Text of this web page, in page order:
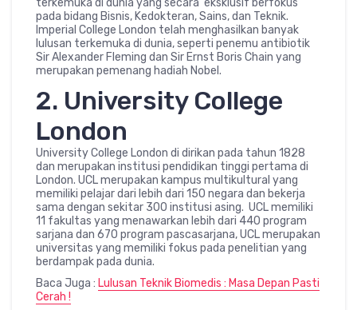
pada bidang Bisnis, Kedokteran, Sains, dan Teknik.
Imperial College London telah menghasilkan banyak
lulusan terkemuka di dunia, seperti penemu antibiotik
Sir Alexander Fleming dan Sir Ernst Boris Chain yang
merupakan pemenang hadiah Nobel.
2. University College
London
University College London di dirikan pada tahun 1828
dan merupakan institusi pendidikan tinggi pertama di
London. UCL merupakan kampus multikultural yang
memiliki pelajar dari lebih dari 150 negara dan bekerja
sama dengan sekitar 300 institusi asing. UCL memiliki
11 fakultas yang menawarkan lebih dari 440 program
sarjana dan 670 program pascasarjana, UCL merupakan
universitas yang memiliki fokus pada penelitian yang
berdampak pada dunia.
Baca Juga : Lulusan Teknik Biomedis : Masa Depan Pasti
Cerah !